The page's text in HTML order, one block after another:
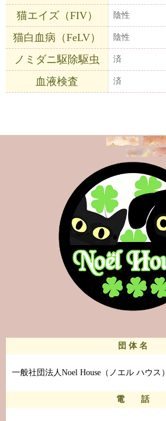
猫エイズ（FIV） 陰性
猫白血病（FeLV） 陰性
ノミダニ駆除駆虫 済
血液検査 済
団 体 名
一般社団法人Noel House（ノエル ハウス）
電 話